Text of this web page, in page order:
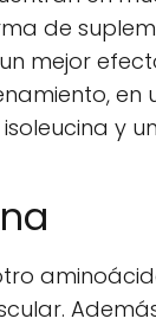
de
mejor
en
y